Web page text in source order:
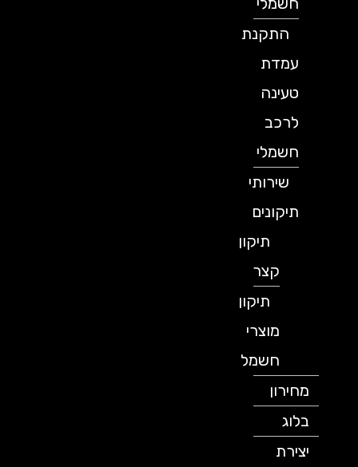
התקנת
עמדת
טעינה
לרכב
חשמלי
שירותי
תיקונים
תיקון
תיקון
מוצרי
חשמל
מחירון
יצירת